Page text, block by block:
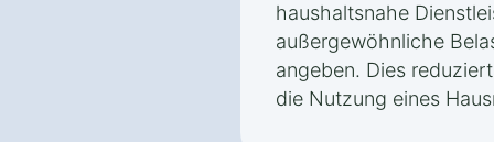
haushaltsnahe
außergewöhnliche
angeben. Dies
die Nutzung eines